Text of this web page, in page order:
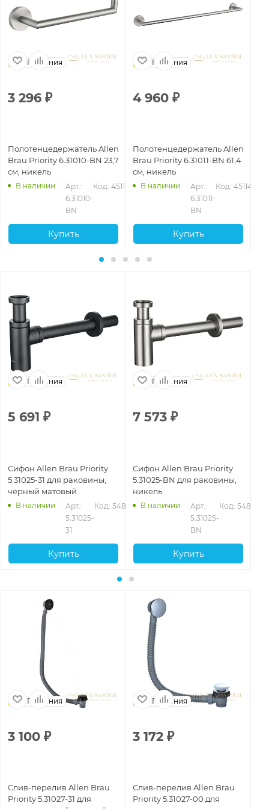
Германия
3 296 ₽
Полотенцедержатель Allen
Brau Priority 6.31010-BN 23,7
см, никель
В наличии
Арт.:
6.31010-
BN
Код: 45111
Купить
Германия
4 960 ₽
Полотенцедержатель Allen
Brau Priority 6.31011-BN 61,4
см, никель
В наличии
Арт.:
6.31011-
BN
Код: 45114
Купить
Германия
5 691 ₽
Сифон Allen Brau Priority
5.31025-31 для раковины,
черный матовый
В наличии
Арт.:
5.31025-
31
Код: 54876
Купить
Германия
7 573 ₽
Сифон Allen Brau Priority
5.31025-BN для раковины,
никель
В наличии
Арт.:
5.31025-
BN
Код: 54877
Купить
Германия
3 100 ₽
Слив-перелив Allen Brau
Priority 5.31027-31 для
Германия
3 172 ₽
Слив-перелив Allen Brau
Priority 5.31027-00 для